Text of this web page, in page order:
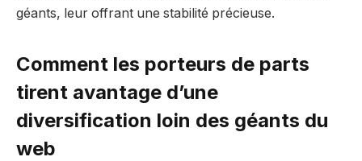
géants, leur offrant une stabilité précieuse.
Comment les porteurs de parts
tirent avantage d’une
diversification loin des géants du
web